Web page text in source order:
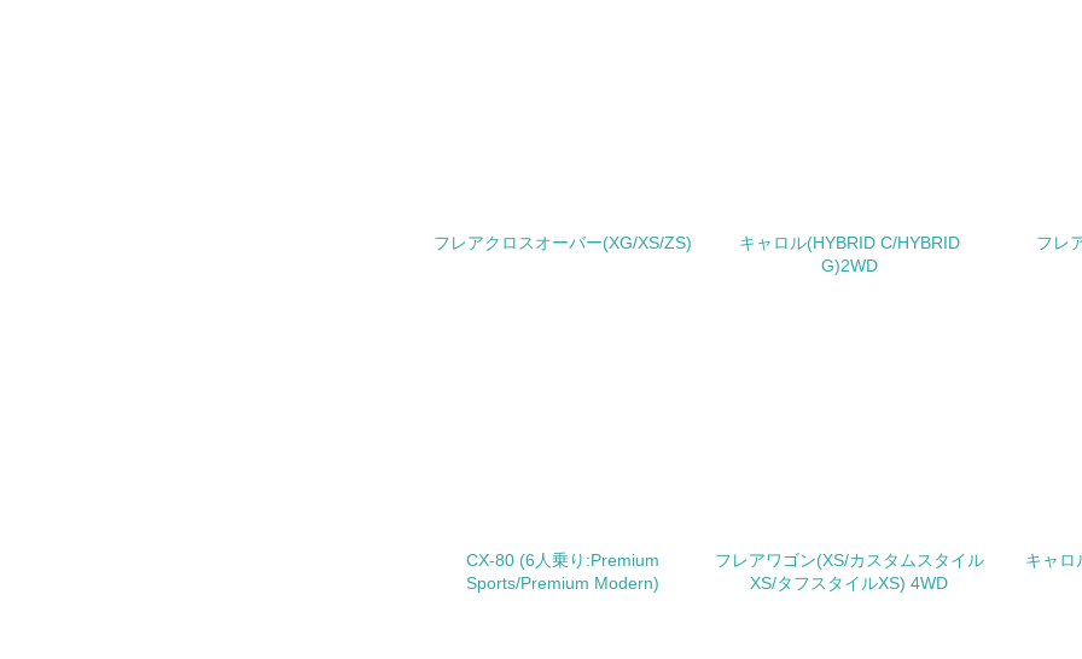
<L2>「３．社会面の取り組み」に関する現状の数値や目標値を
由記載
フレアクロスオーバー(XG/XS/ZS)
キャロル(HYBRID C/HYBRID
G)2WD
フレ
CX-80 (6人乗り:Premium
Sports/Premium Modern)
フレアワゴン(XS/カスタムスタイル
XS/タフスタイルXS) 4WD
キャロ